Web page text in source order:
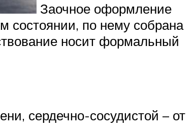
Заочное оформление
состоянии, по нему собрана
носит формальный
сердечно-сосудистой – от